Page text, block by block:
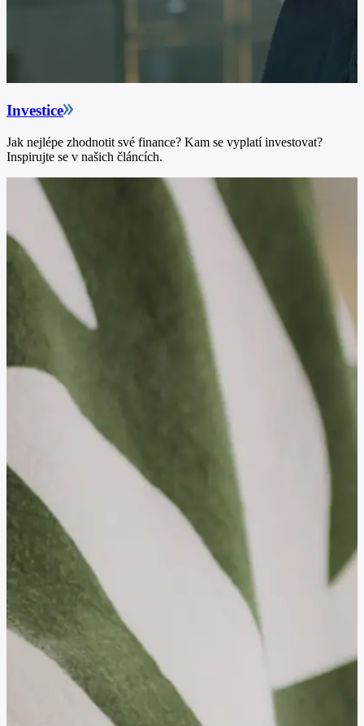
Investice
Jak nejlépe zhodnotit své finance? Kam se vyplatí investovat?
Inspirujte se v našich článcích.